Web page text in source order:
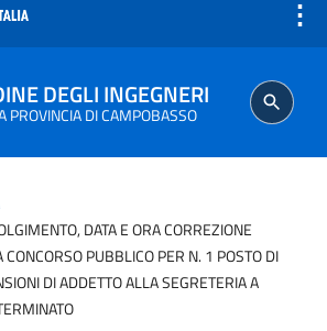
⋮
DEGLI INGEGNERI
PROVINCIA DI CAMPOBASSO
DATA E ORA CORREZIONE
PUBBLICO PER N. 1 POSTO DI
DI ADDETTO ALLA SEGRETERIA A